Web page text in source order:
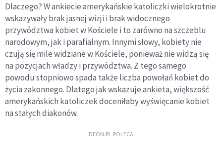
Dlaczego? W ankiecie amerykańskie katoliczki wielokrotnie
wskazywały brak jasnej wizji i brak widocznego
przywództwa kobiet w Kościele i to zarówno na szczeblu
narodowym, jak i parafialnym. Innymi słowy, kobiety nie
czują się mile widziane w Kościele, ponieważ nie widzą się
na pozycjach władzy i przywództwa. Z tego samego
powodu stopniowo spada także liczba powołań kobiet do
życia zakonnego. Dlatego jak wskazuje ankieta, większość
amerykańskich katoliczek doceniłaby wyświęcanie kobiet
na stałych diakonów.
DEON.PL POLECA